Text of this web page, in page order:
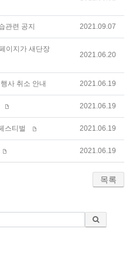
관련 공지 2021.09.07
이지가 새단장
2021.06.20
사 취소 안내 2021.06.19
2021.06.19
스티벌 2021.06.19
2021.06.19
목록